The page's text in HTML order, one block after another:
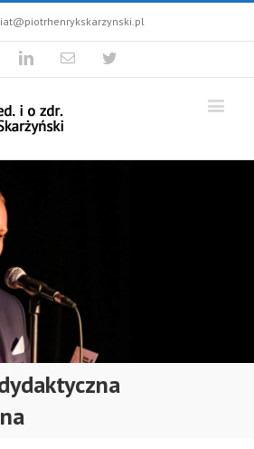
LinkedinEmail Twitter